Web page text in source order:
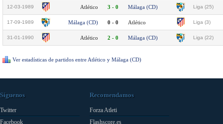
12-03-1989 Atlético 3 - 0 Málaga (CD) Liga (25)
17-09-1989 Málaga (CD) 0 - 0 Atlético Liga (3)
31-01-1990 Atlético 2 - 0 Málaga (CD) Liga (22)
Ver estadísticas de partidos entre Atlético y Málaga (CD)
Síguenos
Twitter
Facebook
Recomendamos
Forza Atleti
Flashscore.es